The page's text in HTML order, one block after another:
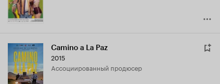
Camino a La Paz
2015
ассоциированный продюсер